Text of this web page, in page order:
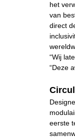
het
van
direct
“Wij
“Deze
eerste